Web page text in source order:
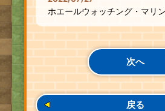
ホエールウォッチング・マリ
次へ
戻る